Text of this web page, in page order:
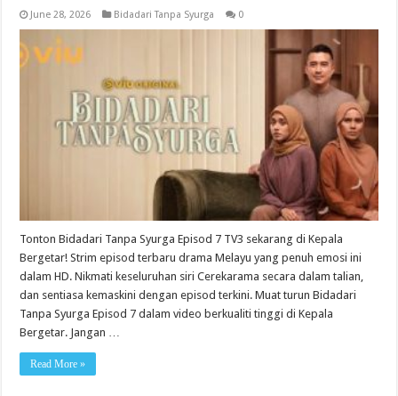
June 28, 2026 Bidadari Tanpa Syurga 0
Tonton Bidadari Tanpa Syurga Episod 7 TV3 sekarang di Kepala
Bergetar! Strim episod terbaru drama Melayu yang penuh emosi ini
dalam HD. Nikmati keseluruhan siri Cerekarama secara dalam talian,
dan sentiasa kemaskini dengan episod terkini. Muat turun Bidadari
Tanpa Syurga Episod 7 dalam video berkualiti tinggi di Kepala
Bergetar. Jangan …
Read More »